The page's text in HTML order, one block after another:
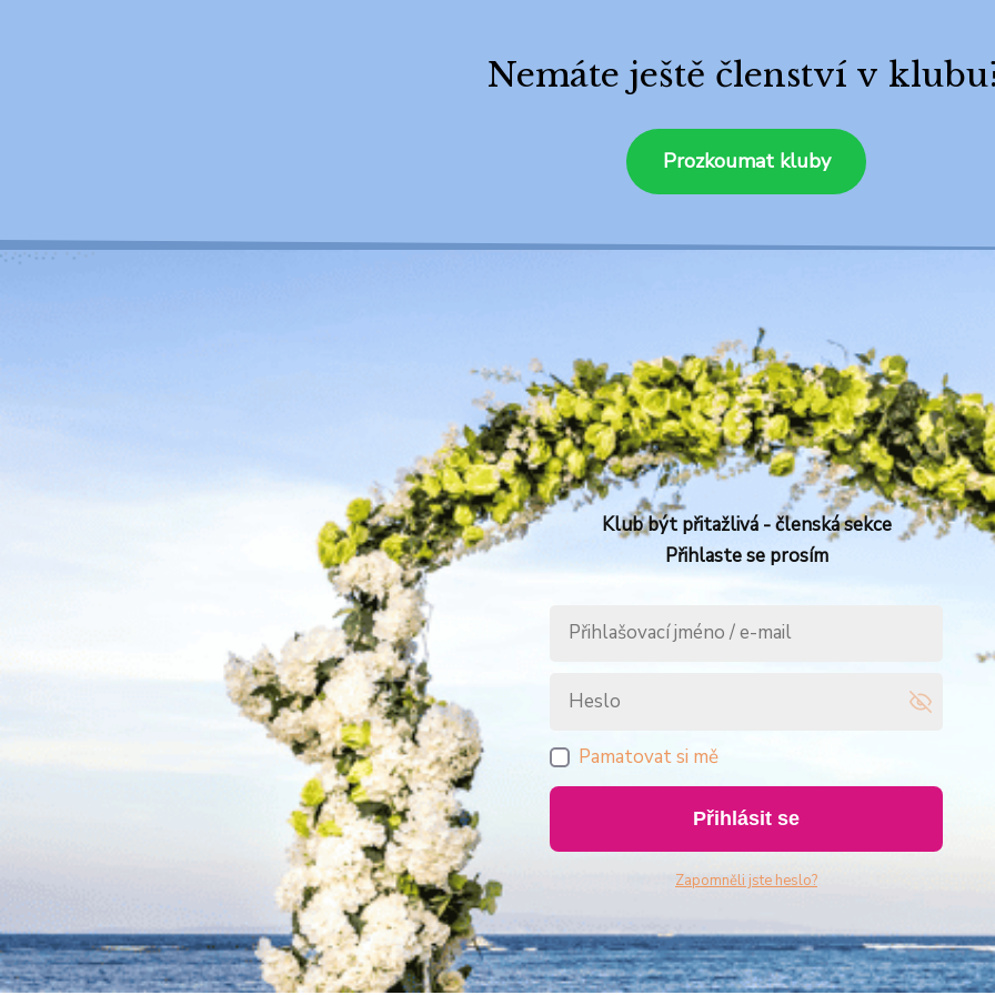
Nemáte ještě členství v
Prozkoumat kluby
Klub být přitažlivá - členská sekce
Přihlaste se prosím
Pamatovat si mě
Přihlásit se
Zapomněli jste heslo?